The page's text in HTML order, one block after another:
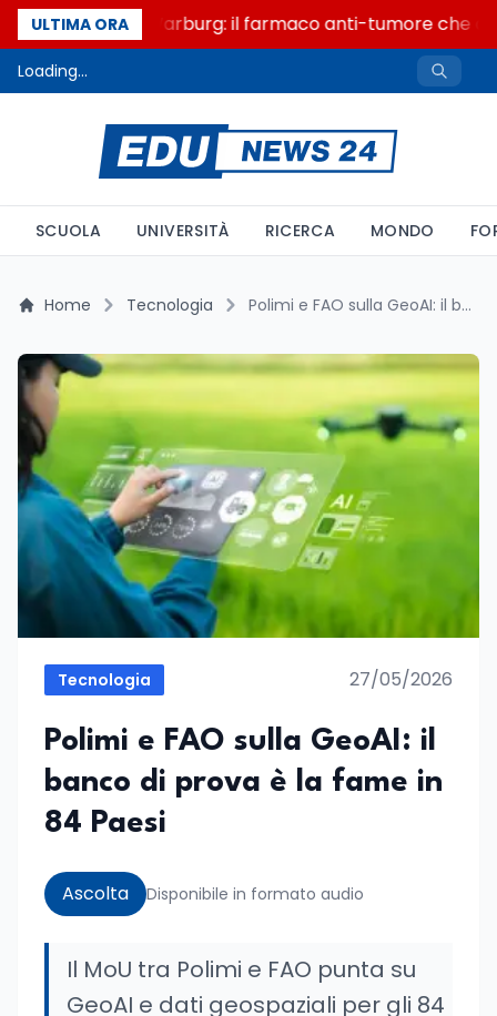
ULTIMA ORA
Un secolo di Warburg: il farmaco anti-tumore che
Loading...
SCUOLA UNIVERSITÀ RICERCA MONDO
Home Tecnologia Polimi e FAO sulla GeoAI: il banco di prova è la fame in 84 Paesi
Tecnologia 27/05/2026
Polimi e FAO sulla GeoAI: il
banco di prova è la fame in
84 Paesi
Ascolta Disponibile in formato audio
Il MoU tra Polimi e FAO punta su
GeoAI e dati geospaziali per gli 84